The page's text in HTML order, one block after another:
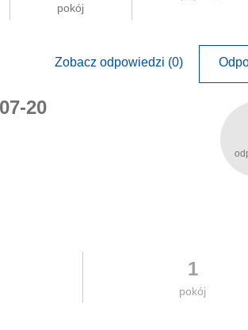
pokój
Zobacz odpowiedzi (0)
20
1
pokój